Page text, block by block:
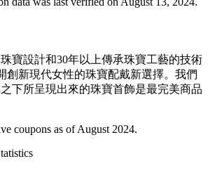
寶設計和30年以上傳承珠寶工藝的技術
創新現代女性的珠寶配戴新選擇。我們
下所呈現出來的珠寶首飾是最完美商品
coupons as of August 2024.